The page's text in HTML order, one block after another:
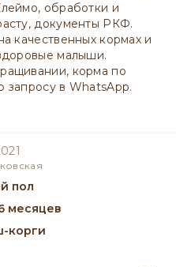
обработки и
документы РКФ.
качественных кормах и
малыши.
корма по
в WhatsApp.
пол
6 месяцев
корги